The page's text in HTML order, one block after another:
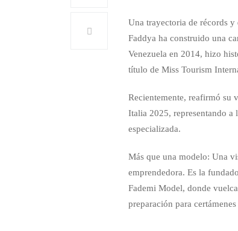
Una trayectoria de récords
Faddya ha construido una
Venezuela en 2014, hizo
título de Miss Tourism
Recientemente, reafirmó su
Italia 2025, representando a
especializada.
Más que una modelo: Una
emprendedora. Es la
Fademi Model, donde
preparación para